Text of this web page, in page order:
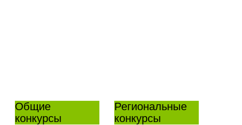
Общие
конкурсы
Региональные
конкурсы